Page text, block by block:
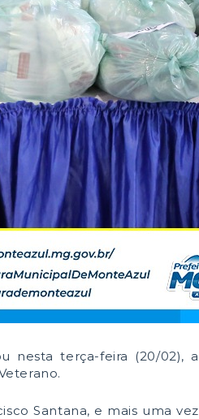
nesta terça-feira (20/02), a
Santana, e mais uma vez